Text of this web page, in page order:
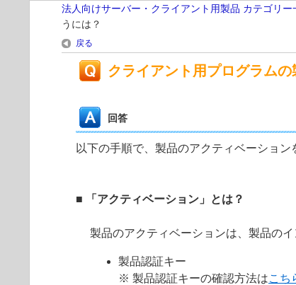
法人向けサーバー・クライアント用製品 カテゴリー
うには？
戻る
クライアント用プログラム
回答
以下の手順で、製品のアクティベーション
■ 「アクティベーション」とは？
製品のアクティベーションは、製品の
製品認証キー
※ 製品認証キーの確認方法はこち